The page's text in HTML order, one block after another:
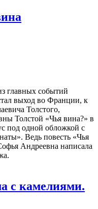
главных событий
выход во Франции, к
Толстого,
Толстой «Чья вина?» в
под одной обложкой с
Ведь повесть «Чья
Андреевна написала
с камелиями.